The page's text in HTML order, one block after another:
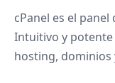
cPanel es el
Intuitivo y
hosting, dominios